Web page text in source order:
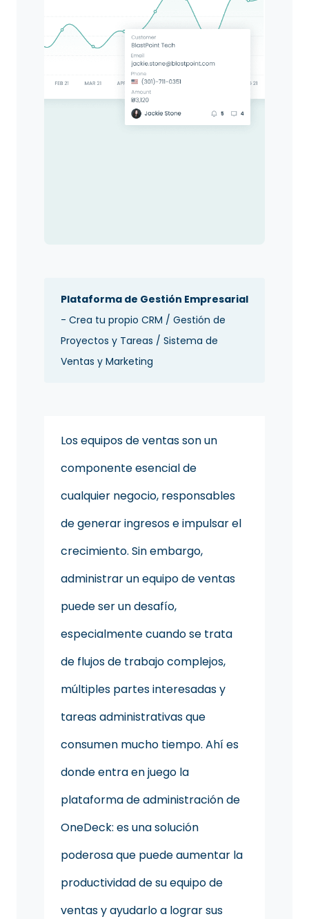
Plataforma de Gestión Empresarial
- Crea tu propio CRM / Gestión de
Proyectos y Tareas / Sistema de
Ventas y Marketing
Los equipos de ventas son un
componente esencial de
cualquier negocio, responsables
de generar ingresos e impulsar el
crecimiento. Sin embargo,
administrar un equipo de ventas
puede ser un desafío,
especialmente cuando se trata
de flujos de trabajo complejos,
múltiples partes interesadas y
tareas administrativas que
consumen mucho tiempo. Ahí es
donde entra en juego la
plataforma de administración de
OneDeck: es una solución
poderosa que puede aumentar la
productividad de su equipo de
ventas y ayudarlo a lograr sus